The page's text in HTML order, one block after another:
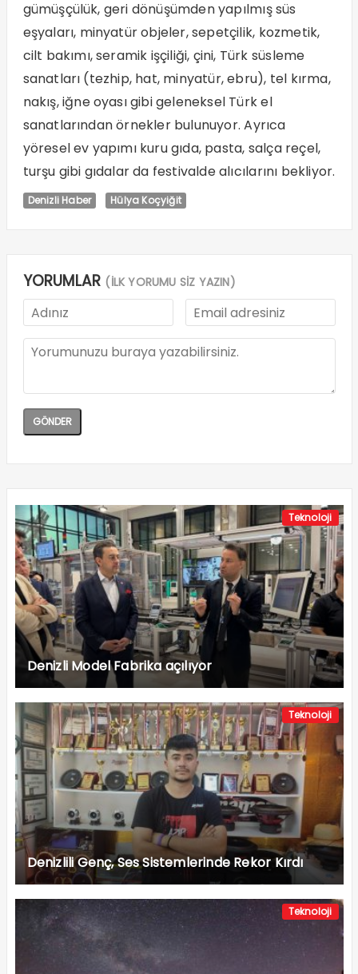
gümüşçülük, geri dönüşümden yapılmış süs
eşyaları, minyatür objeler, sepetçilik, kozmetik,
cilt bakımı, seramik işçiliği, çini, Türk süsleme
sanatları (tezhip, hat, minyatür, ebru), tel kırma,
nakış, iğne oyası gibi geleneksel Türk el
sanatlarından örnekler bulunuyor. Ayrıca
yöresel ev yapımı kuru gıda, pasta, salça reçel,
turşu gibi gıdalar da festivalde alıcılarını bekliyor.
Denizli Haber Hülya Koçyiğit
YORUMLAR (İLK YORUMU SİZ YAZIN)
Teknoloji
Denizli Model Fabrika açılıyor
Teknoloji
Denizlili Genç, Ses Sistemlerinde Rekor Kırdı
Teknoloji